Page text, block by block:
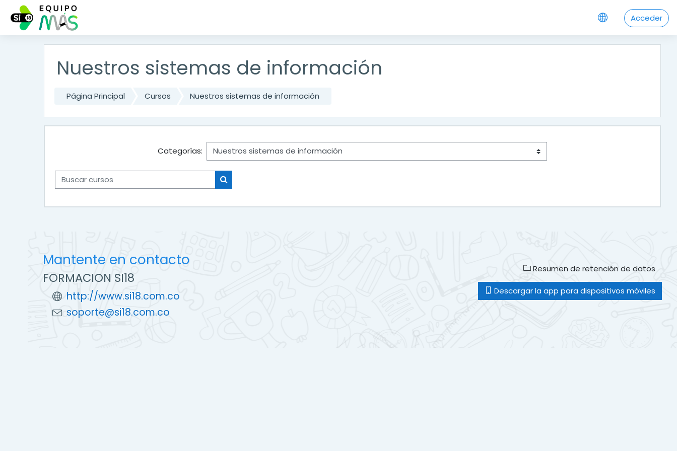
Acceder
Salta al contenido principal
Nuestros sistemas de información
Página Principal Cursos Nuestros sistemas de información
Categorías:
Buscar cursos
Buscar cursos
Mantente en contacto
FORMACION SI18
http://www.si18.com.co
soporte@si18.com.co
Resumen de retención de datos
Descargar la app para dispositivos móviles